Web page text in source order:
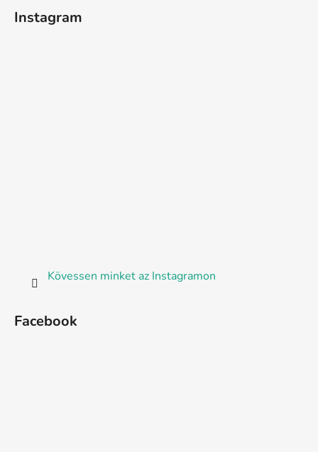
Instagram
Kövessen minket az Instagramon
Facebook